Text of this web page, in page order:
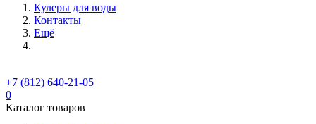
Кулеры для воды
Контакты
Ещё
+7 (812) 640-21-05
0
Каталог товаров